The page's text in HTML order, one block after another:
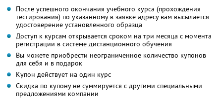
После успешного окончания учебного курса (прохождения
тестирования) по указанному в заявке адресу вам высылается
удостоверение установленного образца
Доступ к курсам открывается сроком на три месяца с момента
регистрации в системе дистанционного обучения
Вы можете приобрести неограниченное количество купонов
для себя и в подарок
Купон действует на один курс
Скидка по купону не суммируется с другими специальными
предложениями компании